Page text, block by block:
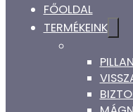
FŐOLDAL
TERMÉKEINK